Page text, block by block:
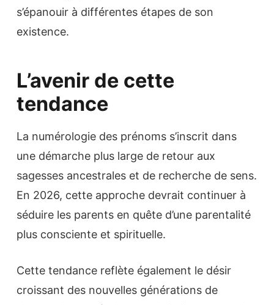
s’épanouir à différentes étapes de son
existence.
L’avenir de cette
tendance
La numérologie des prénoms s’inscrit dans
une démarche plus large de retour aux
sagesses ancestrales et de recherche de sens.
En 2026, cette approche devrait continuer à
séduire les parents en quête d’une parentalité
plus consciente et spirituelle.
Cette tendance reflète également le désir
croissant des nouvelles générations de